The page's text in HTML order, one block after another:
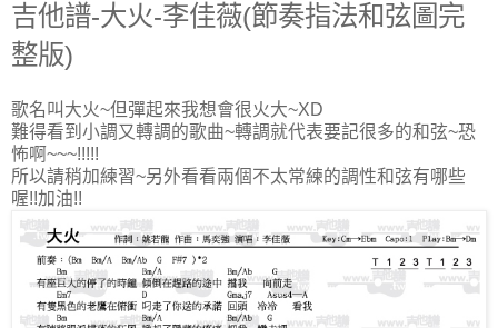
吉他譜-大火-李佳薇(節奏指法和弦圖完
整版)
歌名叫大火~但彈起來我想會很火大~XD
難得看到小調又轉調的歌曲~轉調就代表要記很多的和弦~恐
怖啊~~~!!!!!
所以請稍加練習~另外看看兩個不太常練的調性和弦有哪些
喔!!加油!!